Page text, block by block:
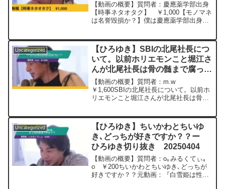
【動画の概要】質問者：慶應薬学部出身
【時事ネタオタク】 ￥1,000【モノマネ
は名誉毀損か？】僕は慶應薬学部出身の
しました。コンプライアンスが誇張され
すぎた時代に,な...
Uncategorized
【ひろゆき】SBIの北尾社長につ
いて。以前ホリエモンこと堀江さ
んが北尾社長は骨の髄まで腐って
いると言っていましたがそれほど
やばい人なのでしょうか。ー ひ
ろゆき切り抜き 20231025
【動画の概要】質問者：m.w
￥1,600SBIの北尾社長について。以前ホ
リエモンこと堀江さんが北尾社長は骨の
はただ仲が悪いだけでしょうか。SBI自
体はそんなにやばいイ...
Uncategorized
【ひろゆき】ちいかわとちいゆ
き､どっちが好きですか？？ー
ひろゆき切り抜き 20250404
【動画の概要】質問者：o｡みるくてぃ｡
o ￥200ちいかわとちいゆき､どっちが
好きですか？？元動画：『白雪姫は性暴